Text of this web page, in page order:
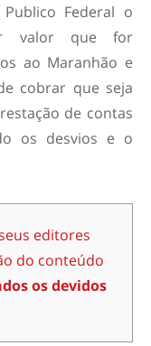
Federal o
valor que for
ao Maranhão e
cobrar que seja
de contas
os desvios e o
editores
do conteúdo
os devidos